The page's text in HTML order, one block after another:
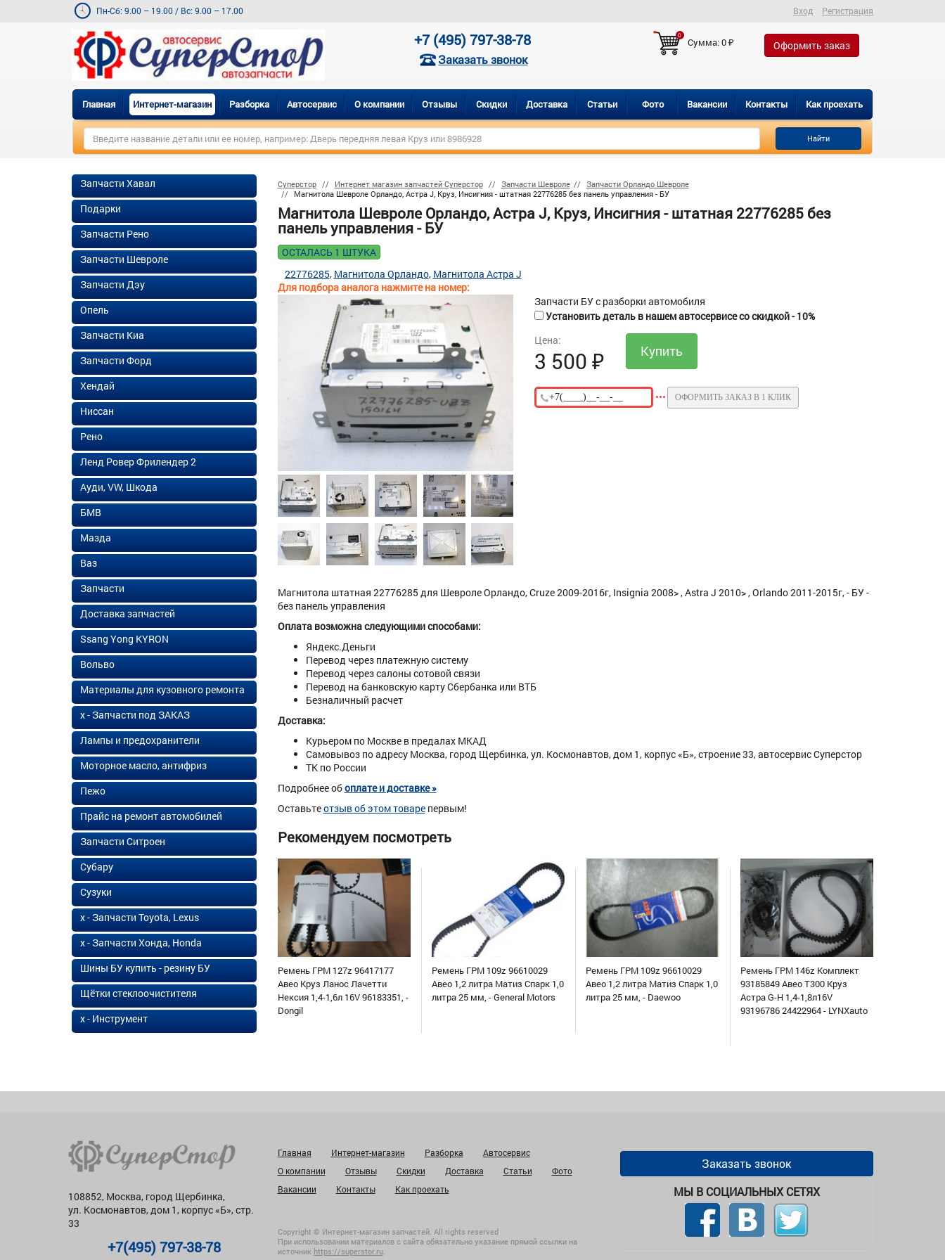
Пн-Сб: 9.00 – 19.00 / Вс: 9.00 – 17.00 Вход Регистрация
+7 (495) 797-38-78
Заказать звонок
0
Сумма:0₽ Оформить заказ
Главная Интернет-магазин Разборка Автосервис О компании Отзывы Скидки Доставка Статьи Фото Вакансии Контакты Как проехать
Найти
Суперстор Интернет магазин запчастей Суперстор Запчасти Шевроле
Запчасти Орландо Шевроле
Магнитола Шевроле Орландо, Астра J, Круз, Инсигния - штатная 22776285 без панель управления - БУ
Магнитола Шевроле Орландо, Астра J, Круз, Инсигния - штатная 22776285 без
панель управления - БУ
ОСТАЛАСЬ 1 ШТУКА
Для подбора аналога нажмите на номер:
22776285 Магнитола Орландо Магнитола Астра J
Запчасти БУ с разборки автомобиля
Установить деталь в нашем автосервисе со скидкой - 10%
Цена:
3 500₽
ОФОРМИТЬ ЗАКАЗ В 1 КЛИК
Магнитола штатная 22776285 для Шевроле Орландо, Cruze 2009-2016г, Insignia 2008> , Astra J 2010> , Orlando 2011-2015г, - БУ -
без панель управления
Оплата возможна следующими способами:
Яндекс.Деньги
Перевод через платежную систему
Перевод через салоны сотовой связи
Перевод на банковскую карту Сбербанка или ВТБ
Безналичный расчет
Доставка:
Курьером по Москве в предалах МКАД
Самовывоз по адресу Москва, город Щербинка, ул. Космонавтов, дом 1, корпус «Б», строение 33, автосервис Суперстор
ТК по России
Подробнее обоплате и доставке »
Оставьтеотзыв об этом товарепервым!
Рекомендуем посмотреть
Ремень ГРМ 127z 96417177
Авео Круз Ланос Лачетти
Нексия 1,4-1,6л 16V 96183351, -
Dongil
Ремень ГРМ 109z 96610029
Авео 1,2 литра Матиз Спарк 1,0
литра 25 мм, - General Motors
Ремень ГРМ 109z 96610029
Авео 1,2 литра Матиз Спарк 1,0
литра 25 мм, - Daewoo
Ремень ГРМ 146z Комплект
93185849 Авео Т300 Круз
Астра G-H 1,4-1,8л16V
93196786 24422964 - LYNXauto
Запчасти Хавал
Подарки
Запчасти Рено
Запчасти Шевроле
Запчасти Дэу
Опель
Запчасти Киа
Запчасти Форд
Хендай
Ниссан
Рено
Ленд Ровер Фрилендер 2
Ауди, VW, Шкода
БМВ
Мазда
Ваз
Запчасти
Доставка запчастей
Ssang Yong KYRON
Вольво
Материалы для кузовного ремонта
х - Запчасти под ЗАКАЗ
Лампы и предохранители
Моторное масло, антифриз
Пежо
Прайс на ремонт автомобилей
Запчасти Ситроен
Субару
Сузуки
х - Запчасти Toyota, Lexus
х - Запчасти Хонда, Honda
Шины БУ купить - резину БУ
Щётки стеклоочистителя
х - Инструмент
108852, Москва, город Щербинка,
ул. Космонавтов, дом 1, корпус «Б», стр.
33
+7(495) 797-38-78
Главная Интернет-магазин Разборка
Автосервис
О компании
Отзывы Скидки Доставка Статьи
Фото
Вакансии
Контакты Как проехать
Copyright © Интернет-магазин запчастей. All rights reserved
При использовании материалов с сайта обязательно указание прямой ссылки на
источник https://superstor.ru.
Заказать звонок
МЫ В СОЦИАЛЬНЫХ СЕТЯХ